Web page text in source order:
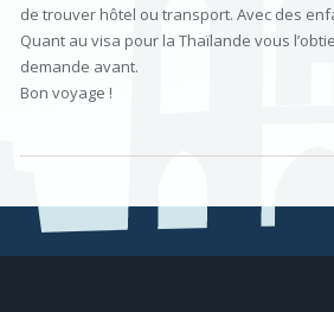
de trouver hôtel ou transport. Avec des
Quant au visa pour la Thaïlande vous
demande avant.
Bon voyage !